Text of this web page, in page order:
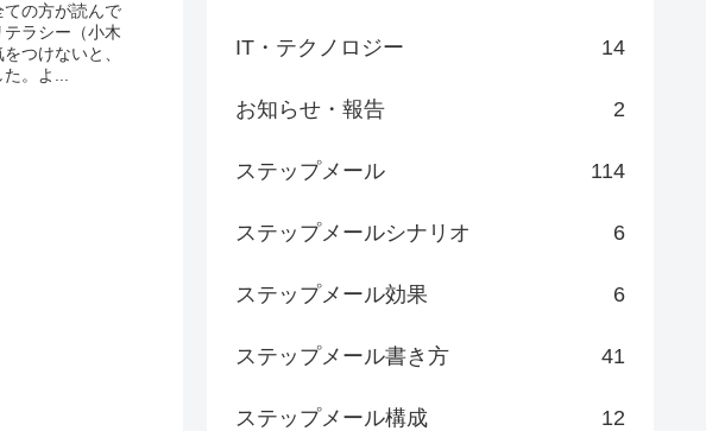
ての方が読んで
ラシー（小木
つけないと、
。よ...
IT・テクノロジー 14
お知らせ・報告 2
ステップメール 114
ステップメールシナリオ 6
ステップメール効果 6
ステップメール書き方 41
ステップメール構成 12